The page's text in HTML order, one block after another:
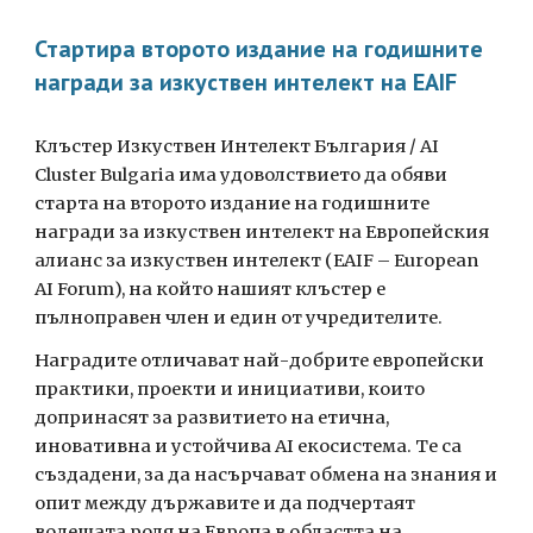
Стартира второто издание на годишните
награди за изкуствен интелект на EAIF
Клъстер Изкуствен Интелект България / AI
Cluster Bulgaria има удоволствието да обяви
старта на второто издание на годишните
награди за изкуствен интелект на Европейския
алианс за изкуствен интелект (EAIF – European
AI Forum), на който нашият клъстер е
пълноправен член и един от учредителите.
Наградите отличават най-добрите европейски
практики, проекти и инициативи, които
допринасят за развитието на етична,
иновативна и устойчива AI екосистема. Те са
създадени, за да насърчават обмена на знания и
опит между държавите и да подчертаят